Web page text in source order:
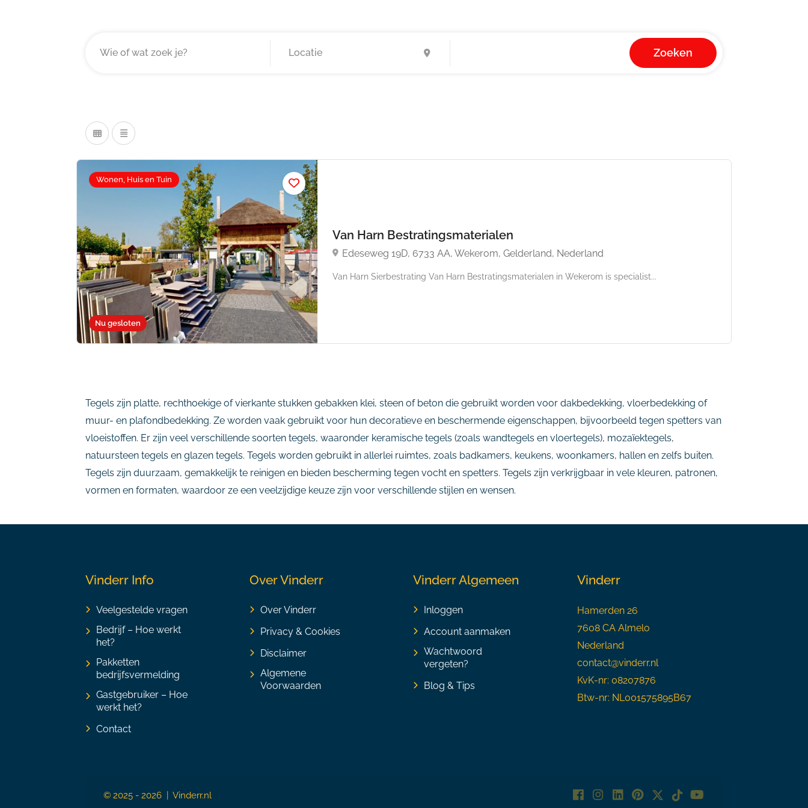
Zoeken
Nu gesloten
Wonen, Huis en Tuin
Van Harn Bestratingsmaterialen
Edeseweg 19D, 6733 AA, Wekerom, Gelderland, Nederland
Van Harn Sierbestrating Van Harn Bestratingsmaterialen in Wekerom is specialist...
Tegels zijn platte, rechthoekige of vierkante stukken gebakken klei, steen of beton die gebruikt worden voor dakbedekking, vloerbedekking of
muur- en plafondbedekking. Ze worden vaak gebruikt voor hun decoratieve en beschermende eigenschappen, bijvoorbeeld tegen spetters van
vloeistoffen. Er zijn veel verschillende soorten tegels, waaronder keramische tegels (zoals wandtegels en vloertegels), mozaïektegels,
natuursteen tegels en glazen tegels. Tegels worden gebruikt in allerlei ruimtes, zoals badkamers, keukens, woonkamers, hallen en zelfs buiten.
Tegels zijn duurzaam, gemakkelijk te reinigen en bieden bescherming tegen vocht en spetters. Tegels zijn verkrijgbaar in vele kleuren, patronen,
vormen en formaten, waardoor ze een veelzijdige keuze zijn voor verschillende stijlen en wensen.
Vinderr Info
Veelgestelde vragen
Bedrijf – Hoe werkt
het?
Pakketten
bedrijfsvermelding
Gastgebruiker – Hoe
werkt het?
Contact
Over Vinderr
Over Vinderr
Privacy & Cookies
Disclaimer
Algemene
Voorwaarden
Vinderr Algemeen
Inloggen
Account aanmaken
Wachtwoord
vergeten?
Blog & Tips
Vinderr
Hamerden 26
7608 CA Almelo
Nederland
contact@vinderr.nl
KvK-nr: 08207876
Btw-nr: NL001575895B67
© 2025 - 2026 | Vinderr.nl